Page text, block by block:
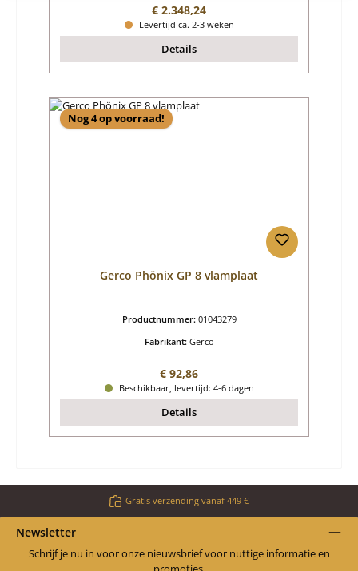
Normale prijs:
€ 2.348,24
Levertijd ca. 2-3 weken
Details
Nog 4 op voorraad!
Gerco Phönix GP 8 vlamplaat
Productnummer: 01043279
Fabrikant: Gerco
Normale prijs:
€ 92,86
Beschikbaar, levertijd: 4-6 dagen
Details
Gratis verzending vanaf 449 €
Newsletter
Schrijf je nu in voor onze nieuwsbrief voor nuttige informatie en